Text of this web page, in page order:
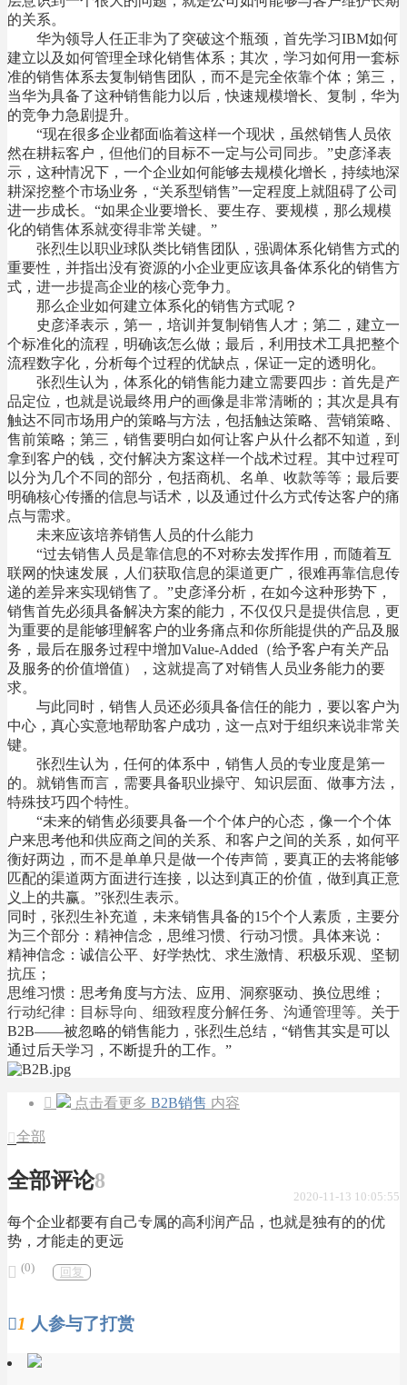
的关系。
华为领导人任正非为了突破这个瓶颈，首先学习IBM如何
建立以及如何管理全球化销售体系；其次，学习如何用一套标
准的销售体系去复制销售团队，而不是完全依靠个体；第三，
当华为具备了这种销售能力以后，快速规模增长、复制，华为
的竞争力急剧提升。
“现在很多企业都面临着这样一个现状，虽然销售人员依
然在耕耘客户，但他们的目标不一定与公司同步。”史彦泽表
示，这种情况下，一个企业如何能够去规模化增长，持续地深
耕深挖整个市场业务，“关系型销售”一定程度上就阻碍了公司
进一步成长。“如果企业要增长、要生存、要规模，那么规模
化的销售体系就变得非常关键。”
张烈生以职业球队类比销售团队，强调体系化销售方式的
重要性，并指出没有资源的小企业更应该具备体系化的销售方
式，进一步提高企业的核心竞争力。
那么企业如何建立体系化的销售方式呢？
史彦泽表示，第一，培训并复制销售人才；第二，建立一
个标准化的流程，明确该怎么做；最后，利用技术工具把整个
流程数字化，分析每个过程的优缺点，保证一定的透明化。
张烈生认为，体系化的销售能力建立需要四步：首先是产
品定位，也就是说最终用户的画像是非常清晰的；其次是具有
触达不同市场用户的策略与方法，包括触达策略、营销策略、
售前策略；第三，销售要明白如何让客户从什么都不知道，到
拿到客户的钱，交付解决方案这样一个战术过程。其中过程可
以分为几个不同的部分，包括商机、名单、收款等等；最后要
明确核心传播的信息与话术，以及通过什么方式传达客户的痛
点与需求。
未来应该培养销售人员的什么能力
“过去销售人员是靠信息的不对称去发挥作用，而随着互
联网的快速发展，人们获取信息的渠道更广，很难再靠信息传
递的差异来实现销售了。”史彦泽分析，在如今这种形势下，
销售首先必须具备解决方案的能力，不仅仅只是提供信息，更
为重要的是能够理解客户的业务痛点和你所能提供的产品及服
务，最后在服务过程中增加Value-Added（给予客户有关产品
及服务的价值增值），这就提高了对销售人员业务能力的要
求。
与此同时，销售人员还必须具备信任的能力，要以客户为
中心，真心实意地帮助客户成功，这一点对于组织来说非常关
键。
张烈生认为，任何的体系中，销售人员的专业度是第一
的。就销售而言，需要具备职业操守、知识层面、做事方法，
特殊技巧四个特性。
“未来的销售必须要具备一个个体户的心态，像一个个体
户来思考他和供应商之间的关系、和客户之间的关系，如何平
衡好两边，而不是单单只是做一个传声筒，要真正的去将能够
匹配的渠道两方面进行连接，以达到真正的价值，做到真正意
义上的共赢。”张烈生表示。
同时，张烈生补充道，未来销售具备的15个个人素质，主要分
为三个部分：精神信念，思维习惯、行动习惯。具体来说：
精神信念：诚信公平、好学热忱、求生激情、积极乐观、坚韧
抗压；
思维习惯：思考角度与方法、应用、洞察驱动、换位思维；
行动纪律：目标导向、细致程度分解任务、沟通管理等。 关于
B2B——被忽略的销售能力，张烈生总结，“销售其实是可以
通过后天学习，不断提升的工作。”
 点击看更多 B2B销售 内容
全部
全部评论8
2020-11-13 10:05:55
每个企业都要有自己专属的高利润产品，也就是独有的的优
势，才能走的更远
 (0) 回复
1 人参与了打赏